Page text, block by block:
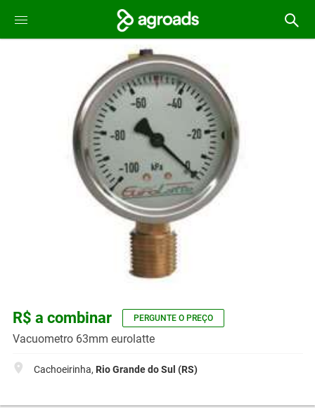
R$ a combinar PERGUNTE O PREÇO
Vacuometro 63mm eurolatte
Cachoeirinha, Rio Grande do Sul (RS)